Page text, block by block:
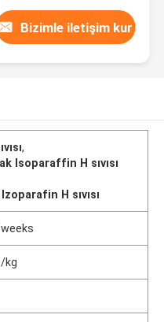
Bizimle iletişim kur
,
Isoparaffin H sıvısı
H sıvısı
kg